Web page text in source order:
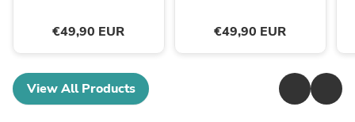
€49,90 EUR €49,90 EUR
View All Products